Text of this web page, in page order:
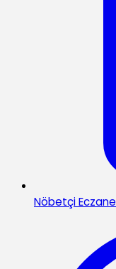
Nöbetçi Eczane